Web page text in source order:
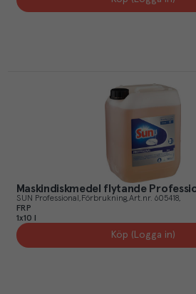
Maskindiskmedel flytande
SUN Professional Förbrukning Art.nr. 605418
FRP
1x10 l
Köp (Logga in)